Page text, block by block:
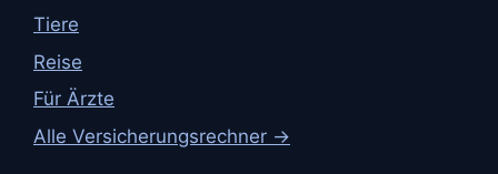
Tiere
Reise
Für Ärzte
Alle Versicherungsrechner →